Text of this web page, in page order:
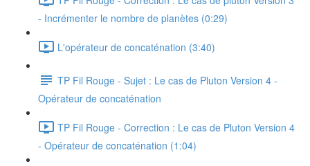
- Incrémenter le nombre de planètes (0:29)
L'opérateur de concaténation (3:40)
TP Fil Rouge - Sujet : Le cas de Pluton Version 4 -
Opérateur de concaténation
TP Fil Rouge - Correction : Le cas de Pluton Version 4
- Opérateur de concaténation (1:04)